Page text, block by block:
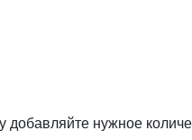
нужное